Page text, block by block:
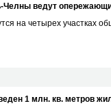
Челны ведут
на четырех участках
1 млн. кв. метров